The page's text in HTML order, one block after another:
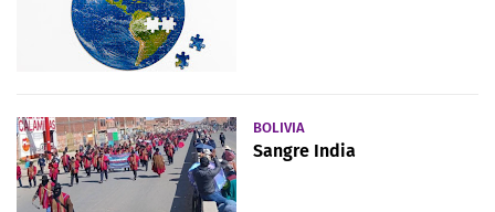
BOLIVIA
Sangre India